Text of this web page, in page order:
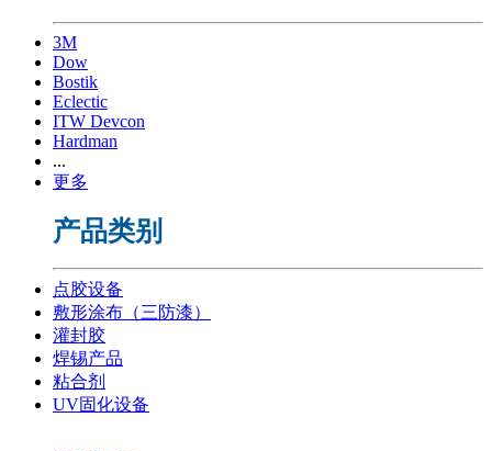
3M
Dow
Bostik
Eclectic
ITW Devcon
Hardman
...
更多
产品类别
点胶设备
敷形涂布（三防漆）
灌封胶
焊锡产品
粘合剂
UV固化设备